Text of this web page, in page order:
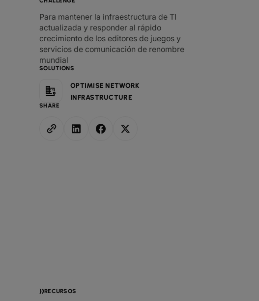
Para mantener la infraestructura de TI
actualizada y responder al rápido
crecimiento de los editores de juegos y
servicios de comunicación de renombre
mundial
SOLUTIONS
OPTIMISE NETWORK
INFRASTRUCTURE
SHARE
RECURSOS